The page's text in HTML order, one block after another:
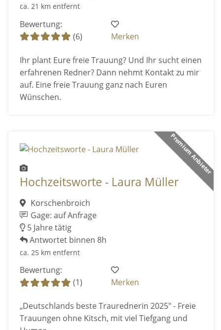
ca. 21 km entfernt
Bewertung:
(6)
Merken
Ihr plant Eure freie Trauung? Und Ihr sucht einen
erfahrenen Redner? Dann nehmt Kontakt zu mir
auf. Eine freie Trauung ganz nach Euren
Wünschen.
Premium Anbieter
Hochzeitsworte - Laura Müller
Korschenbroich
Gage: auf Anfrage
5 Jahre tätig
Antwortet binnen 8h
ca. 25 km entfernt
Bewertung:
(1)
Merken
„Deutschlands beste Traurednerin 2025" - Freie
Trauungen ohne Kitsch, mit viel Tiefgang und